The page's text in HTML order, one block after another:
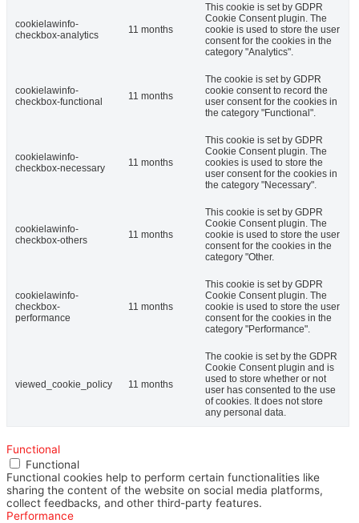
cookielawinfo-
checkbox-analytics
11 months
This cookie is set by GDPR
Cookie Consent plugin. The
cookie is used to store the user
consent for the cookies in the
category "Analytics".
cookielawinfo-
checkbox-functional
11 months
The cookie is set by GDPR
cookie consent to record the
user consent for the cookies in
the category "Functional".
cookielawinfo-
checkbox-necessary
11 months
This cookie is set by GDPR
Cookie Consent plugin. The
cookies is used to store the
user consent for the cookies in
the category "Necessary".
cookielawinfo-
checkbox-others
11 months
This cookie is set by GDPR
Cookie Consent plugin. The
cookie is used to store the user
consent for the cookies in the
category "Other.
cookielawinfo-
checkbox-
performance
11 months
This cookie is set by GDPR
Cookie Consent plugin. The
cookie is used to store the user
consent for the cookies in the
category "Performance".
viewed_cookie_policy 11 months
The cookie is set by the GDPR
Cookie Consent plugin and is
used to store whether or not
user has consented to the use
of cookies. It does not store
any personal data.
Functional
Functional
Functional cookies help to perform certain functionalities like
sharing the content of the website on social media platforms,
collect feedbacks, and other third-party features.
Performance